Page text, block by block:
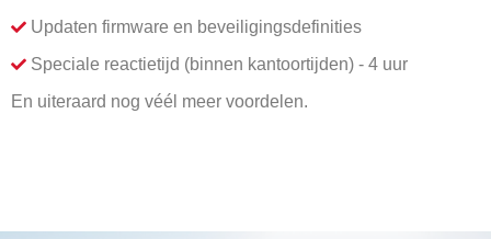
Updaten firmware en beveiligingsdefinities
Speciale reactietijd (binnen kantoortijden) - 4 uur
En uiteraard nog véél meer voordelen.